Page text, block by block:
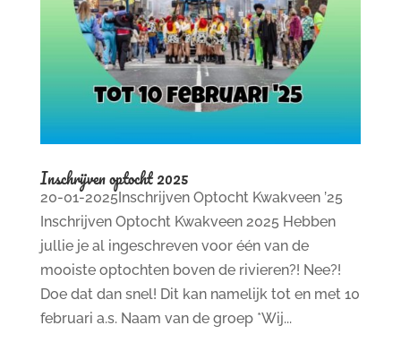
Inschrijven optocht 2025
20-01-2025Inschrijven Optocht Kwakveen ’25
Inschrijven Optocht Kwakveen 2025 Hebben
jullie je al ingeschreven voor één van de
mooiste optochten boven de rivieren?! Nee?!
Doe dat dan snel! Dit kan namelijk tot en met 10
februari a.s. Naam van de groep *Wij...